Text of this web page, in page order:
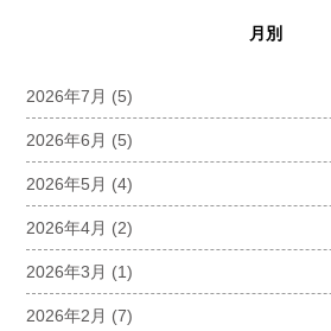
月別
2026年7月 (5)
2026年6月 (5)
2026年5月 (4)
2026年4月 (2)
2026年3月 (1)
2026年2月 (7)